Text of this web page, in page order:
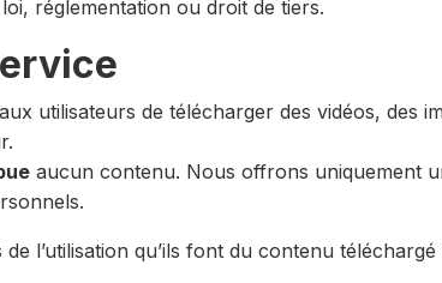
réglementation ou droit de tiers.
utilisateurs de télécharger des vidéos, des
aucun contenu. Nous offrons uniquement
l’utilisation qu’ils font du contenu téléchargé